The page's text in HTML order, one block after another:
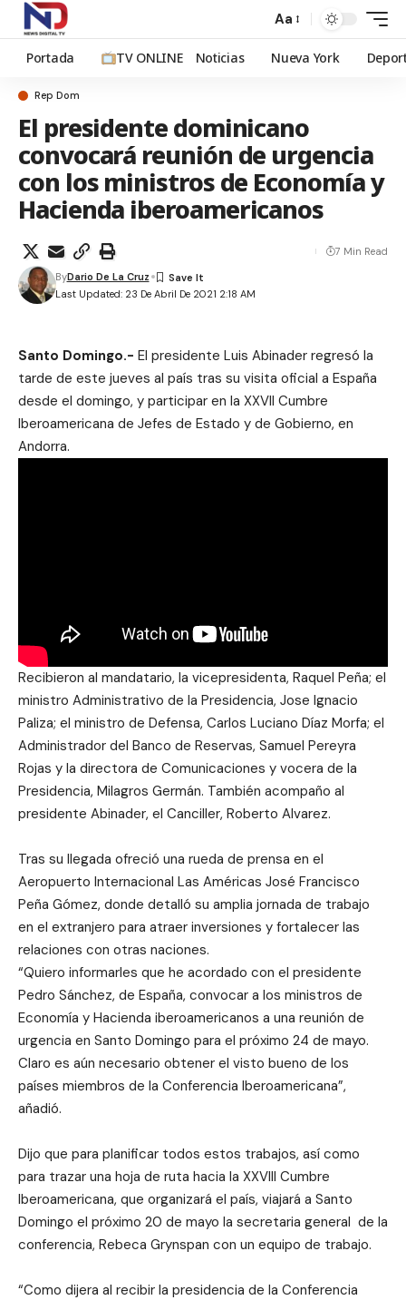
Aa
Portada TV ONLINE Noticias Nueva York
Rep Dom
El presidente dominicano
convocará reunión de urgencia
con los ministros de Economía y
Hacienda iberoamericanos
Last Updated: 23 De Abril De 2021 2:18 AM
ByDario De La Cruz
7 Min Read
Santo Domingo.- El presidente Luis Abinader regresó la
tarde de este jueves al país tras su visita oficial a España
desde el domingo, y participar en la XXVII Cumbre
Iberoamericana de Jefes de Estado y de Gobierno, en
Andorra.
Recibieron al mandatario, la vicepresidenta, Raquel Peña; el
ministro Administrativo de la Presidencia, Jose Ignacio
Paliza; el ministro de Defensa, Carlos Luciano Díaz Morfa; el
Administrador del Banco de Reservas, Samuel Pereyra
Rojas y la directora de Comunicaciones y vocera de la
Presidencia, Milagros Germán. También acompaño al
presidente Abinader, el Canciller, Roberto Alvarez.
Tras su llegada ofreció una rueda de prensa en el
Aeropuerto Internacional Las Américas José Francisco
Peña Gómez, donde detalló su amplia jornada de trabajo
en el extranjero para atraer inversiones y fortalecer las
relaciones con otras naciones.
“Quiero informarles que he acordado con el presidente
Pedro Sánchez, de España, convocar a los ministros de
Economía y Hacienda iberoamericanos a una reunión de
urgencia en Santo Domingo para el próximo 24 de mayo.
Claro es aún necesario obtener el visto bueno de los
países miembros de la Conferencia Iberoamericana”,
añadió.
Dijo que para planificar todos estos trabajos, así como
para trazar una hoja de ruta hacia la XXVIII Cumbre
Iberoamericana, que organizará el país, viajará a Santo
Domingo el próximo 20 de mayo la secretaria general de la
conferencia, Rebeca Grynspan con un equipo de trabajo.
“Como dijera al recibir la presidencia de la Conferencia